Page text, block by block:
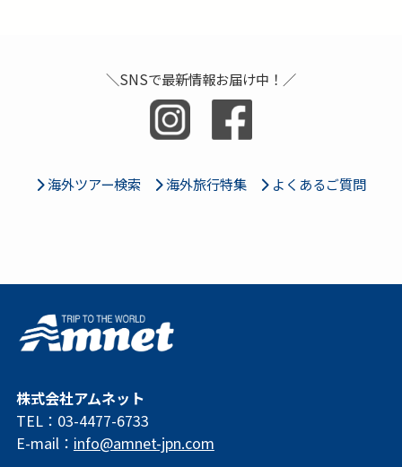
＼SNSで最新情報お届け中！／
海外ツアー検索 海外旅行特集 よくあるご質問
株式会社アムネット
TEL：03-4477-6733
E-mail： info@amnet-jpn.com